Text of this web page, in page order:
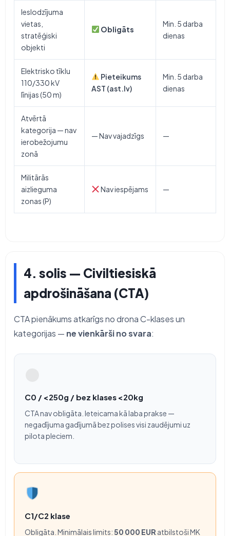
Ieslodzījuma
vietas,
stratēģiski
objekti
Obligāts
Min. 5 darba
dienas
Elektrisko tīklu
110/330 kV
līnijas (50 m)
Pieteikums
AST (ast.lv)
Min. 5 darba
dienas
Atvērtā
kategorija — nav
ierobežojumu
zonā
— Nav vajadzīgs —
Militārās
aizlieguma
zonas (P)
Nav iespējams —
4. solis — Civiltiesiskā
apdrošināšana (CTA)
CTA pienākums atkarīgs no drona C-klases un
kategorijas — ne vienkārši no svara:
C0 / <250g / bez klases <20kg
CTA nav obligāta. Ieteicama kā laba prakse —
negadījuma gadījumā bez polises visi zaudējumi uz
pilota pleciem.
C1/C2 klase
Obligāta. Minimālais limits:50 000 EUR atbilstoši MK